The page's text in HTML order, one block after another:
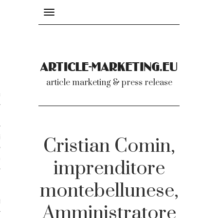
Toggle
navigation
article marketing & press release
Cristian Comin,
imprenditore
montebellunese,